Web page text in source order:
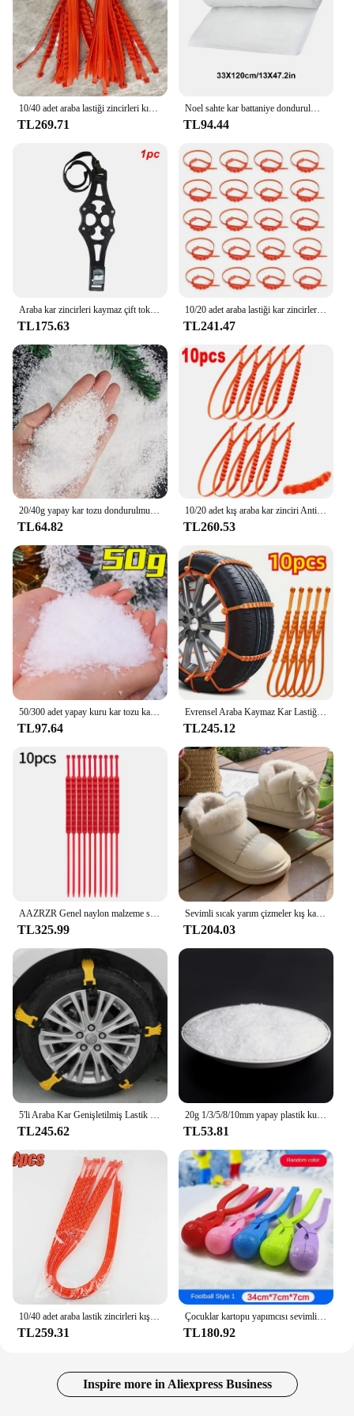
TL269.71
Noel sahte kar battaniye dondurulmuş parti beyaz kar kabarık Fiber doldurma sahte kar pamuklu battaniye ev noel dekorasyon
TL94.44
TL175.63
10/20 adet araba lastiği kar zincirleri kaymaz kış açık araba lastiği tekerlek zinciri acil çift oluklar kaymaz araba aksesuarları
TL241.47
20/40g yapay kar tozu dondurulmuş parti kar kraliçe noel partisi süslemeleri kabarık sahte kar taneleri kış süslemeleri 1mm
TL64.82
10/20 adet kış araba kar zinciri Antiskid araba motosiklet açık kar lastiği acil Anti-Skid lastik zincirleri oto aksesuarları
TL260.53
50/300 adet yapay kuru kar tozu kabarık sahte kar taneleri polen DIY noel kış sahne kaynağı noel ağaç dekor
TL97.64
Evrensel Araba Kaymaz Kar Lastiği Zincirleri, Lastikleri Zarar Vermez, Sedan, SUV, Van, Kamyon için, Kış Karlı Yoluna Uygun
TL245.12
AAZRZR Genel naylon malzeme süper kavrama kar lastiği zinciri, lastik zinciri, SUVtire zinciri, kamyon kar zinciri
TL325.99
Sevimli sıcak yarım çizmeler kış kadın yay sıcaklık peluş yay pamuklu ayakkabılar 2024 yeni su geçirmez aşağı kumaş kısa varil kar botları
TL204.03
5'li Araba Kar Genişletilmiş Lastik Kaymaz Zincir Evrensel Tip Sığır Tendonu Kalınlaşmış
TL245.62
20g 1/3/5/8/10mm yapay plastik kuru kar tozu Xmas hediye ev partisi DIY sahne kaynağı noel dekorasyon X0105
TL53.81
10/40 adet araba lastik zincirleri kış kar anti-patinaj lastik kablo bağları oto açık kar lastiği lastik Anti patinaj zinciri acil aksesuarları
TL259.31
Çocuklar kartopu yapımcısı sevimli kartopu yapımcısı aracı kış açık top şekilli kar topu yapımcısı çocuklar ve yetişkinler için kar topu savaşır
TL180.92
Inspire more in Aliexpress Business